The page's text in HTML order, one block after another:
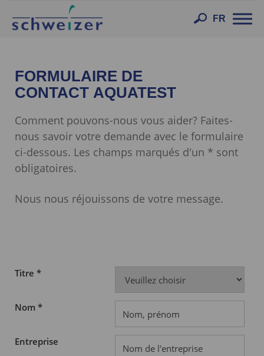
FR
FORMULAIRE DE
CONTACT AQUATEST
Comment pouvons-nous vous aider? Faites-
nous savoir votre demande avec le formulaire
ci-dessous. Les champs marqués d'un * sont
obligatoires.
Nous nous réjouissons de votre message.
Titre *
Nom *
Entreprise